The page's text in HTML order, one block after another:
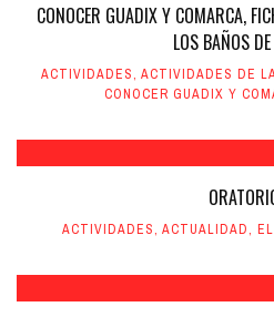
CONOCER GUADIX Y COMARCA,
LOS BAÑOS
ACTIVIDADES, ACTIVIDADES DE
CONOCER GUADIX Y
ACTIVIDADES, ACTUALIDAD,